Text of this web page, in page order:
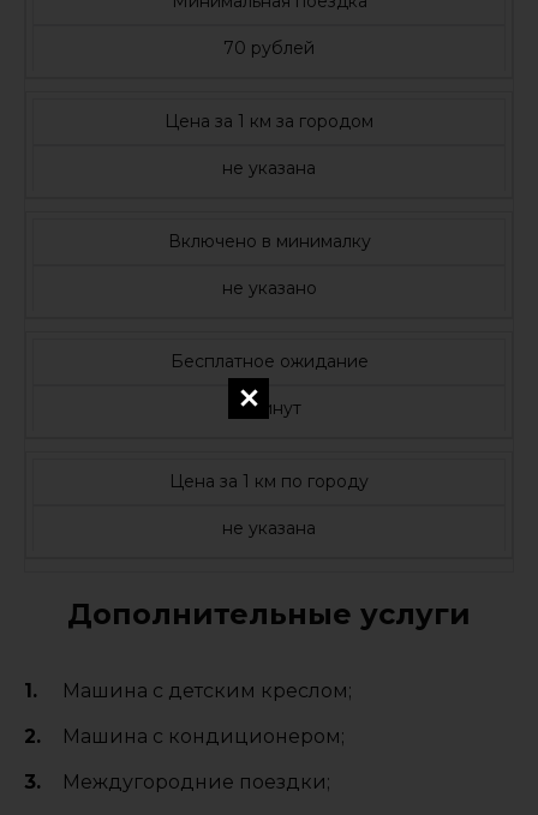
70 рублей
Цена за 1 км за городом
не указана
Включено в минималку
не указано
Бесплатное ожидание
5 минут
Цена за 1 км по городу
не указана
Дополнительные услуги
Машина с детским креслом;
Машина с кондиционером;
Междугородние поездки;